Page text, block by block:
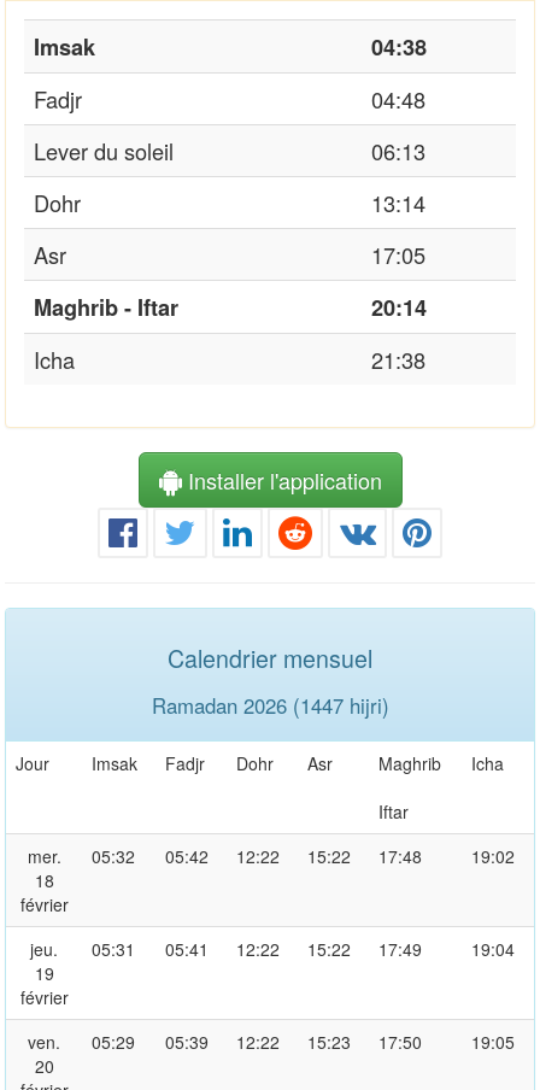
Imsak
04:38
Fadjr
04:48
Lever du soleil
06:13
Dohr
13:14
Asr
17:05
Maghrib - Iftar
20:14
Icha
21:38
Installer l'application
Calendrier mensuel
Ramadan 2026 (1447 hijri)
Jour Imsak Fadjr Dohr Asr
Maghrib
Iftar
Icha
mer.
18
février
05:32 05:42 12:22 15:22 17:48 19:02
jeu.
19
février
05:31 05:41 12:22 15:22 17:49 19:04
ven.
20
05:29 05:39 12:22 15:23 17:50 19:05